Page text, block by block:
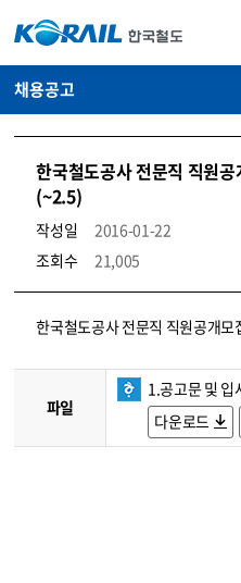
채용공고
한국철도공사 전문직 직원
(~2.5)
작성일
2016-01-22
조회수
21,005
코레일소개_경영공시_채용공고 상세보기 – 내용, 파일, 담당자 연락처로 구성
한국철도공사 전문직 직원공개
파일
1.공고문 및
다운로드